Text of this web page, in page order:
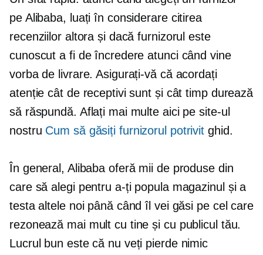
pe Alibaba, luați în considerare citirea
recenziilor altora și dacă furnizorul este
cunoscut a fi de încredere atunci când vine
vorba de livrare. Asigurați-vă că acordați
atenție cât de receptivi sunt și cât timp durează
să răspundă. Aflați mai multe aici pe site-ul
nostru Cum să găsiți furnizorul potrivit ghid.
În general, Alibaba oferă mii de produse din
care să alegi pentru a-ți popula magazinul și a
testa altele noi până când îl vei găsi pe cel care
rezonează mai mult cu tine și cu publicul tău.
Lucrul bun este că nu veți pierde nimic